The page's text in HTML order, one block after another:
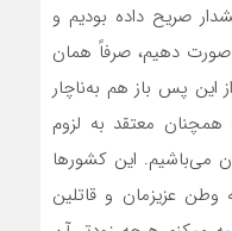
صریح داده بودیم و
دهیم، صرفاً همان
از این پس باز هم به‌ناچار
همچنان معتقد به لزوم
می‌باشیم. این کشورها
وطن عزیزمان و قاتلین